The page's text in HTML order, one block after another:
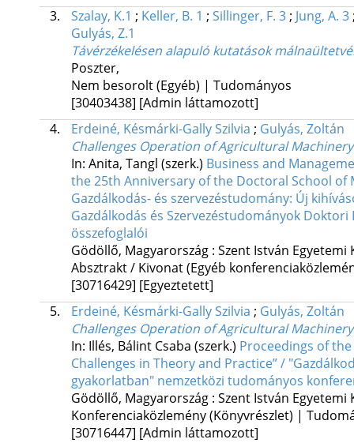
3.
Szalay, K.1 ; Keller, B. 1 ; Sillinger, F. 3; Jung, A. 3
Gulyás, Z.1
Távérzékelésen alapuló kutatások
Poszter,
Nem besorolt (Egyéb) | Tudományos
[30403438] [Admin láttamozott]
4.
Erdeiné, Késmárki-Gally Szilvia ; Gulyás, Zoltán
Challenges Operation of Agricultural
In: Anita, Tangl (szerk.) Business and
the 25th Anniversary of the Doctoral School
Gazdálkodás- és szervezéstudomány: Új
Gazdálkodás és Szervezéstudományok
összefoglalói
Gödöllő, Magyarország : Szent István Egyetemi
Absztrakt / Kivonat (Egyéb
[30716429] [Egyeztetett]
5.
Erdeiné, Késmárki-Gally Szilvia ; Gulyás, Zoltán
Challenges Operation of Agricultural
In: Illés, Bálint Csaba (szerk.) Proceedings of
Challenges in Theory and Practice” /
gyakorlatban" nemzetközi tudományos
Gödöllő, Magyarország : Szent István Egyetemi
Konferenciaközlemény (Könyvrészlet) |
[30716447] [Admin láttamozott]